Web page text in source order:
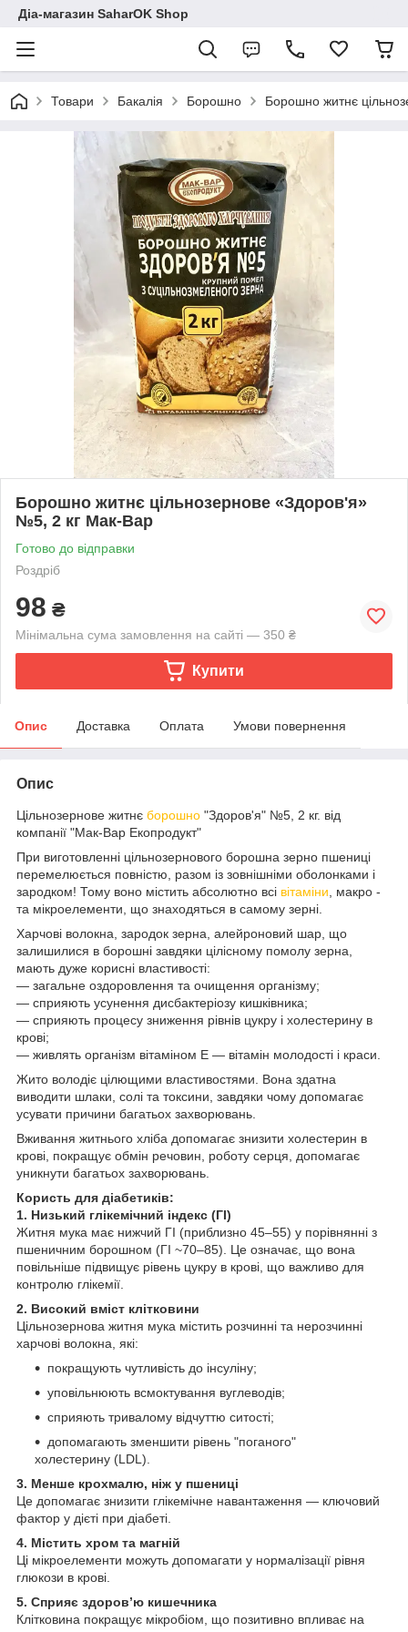
Діа-магазин SaharOK Shop
Товари Бакалія Борошно Борошно житнє
Борошно житнє цільнозернове «Здоров'я»
№5, 2 кг Мак-Вар
Готово до відправки
Роздріб
98 ₴
Мінімальна сума замовлення на сайті — 350 ₴
Купити
Опис Доставка Оплата Умови повернення
Опис
Цільнозернове житнє борошно "Здоров'я" №5, 2 кг. від
компанії "Мак-Вар Екопродукт"
При виготовленні цільнозернового борошна зерно пшениці
перемелюється повністю, разом із зовнішніми оболонками і
зародком! Тому воно містить абсолютно всі вітаміни , макро -
та мікроелементи, що знаходяться в самому зерні.
Харчові волокна, зародок зерна, алейроновий шар, що
залишилися в борошні завдяки цілісному помолу зерна,
мають дуже корисні властивості:
— загальне оздоровлення та очищення організму;
— сприяють усунення дисбактеріозу кишківника;
— сприяють процесу зниження рівнів цукру і холестерину в
крові;
— живлять організм вітаміном Е — вітамін молодості і краси.
Жито володіє цілющими властивостями. Вона здатна
виводити шлаки, солі та токсини, завдяки чому допомагає
усувати причини багатьох захворювань.
Вживання житнього хліба допомагає знизити холестерин в
крові, покращує обмін речовин, роботу серця, допомагає
уникнути багатьох захворювань.
Користь для діабетиків:
1. Низький глікемічний індекс (ГІ)
Житня мука має нижчий ГІ (приблизно 45–55) у порівнянні з
пшеничним борошном (ГІ ~70–85). Це означає, що вона
повільніше підвищує рівень цукру в крові, що важливо для
контролю глікемії.
2. Високий вміст клітковини
Цільнозернова житня мука містить розчинні та нерозчинні
харчові волокна, які:
покращують чутливість до інсуліну;
уповільнюють всмоктування вуглеводів;
сприяють тривалому відчуттю ситості;
допомагають зменшити рівень "поганого"
холестерину (LDL).
3. Менше крохмалю, ніж у пшениці
Це допомагає знизити глікемічне навантаження — ключовий
фактор у дієті при діабеті.
4. Містить хром та магній
Ці мікроелементи можуть допомагати у нормалізації рівня
глюкози в крові.
5. Сприяє здоров’ю кишечника
Клітковина покращує мікробіом, що позитивно впливає на